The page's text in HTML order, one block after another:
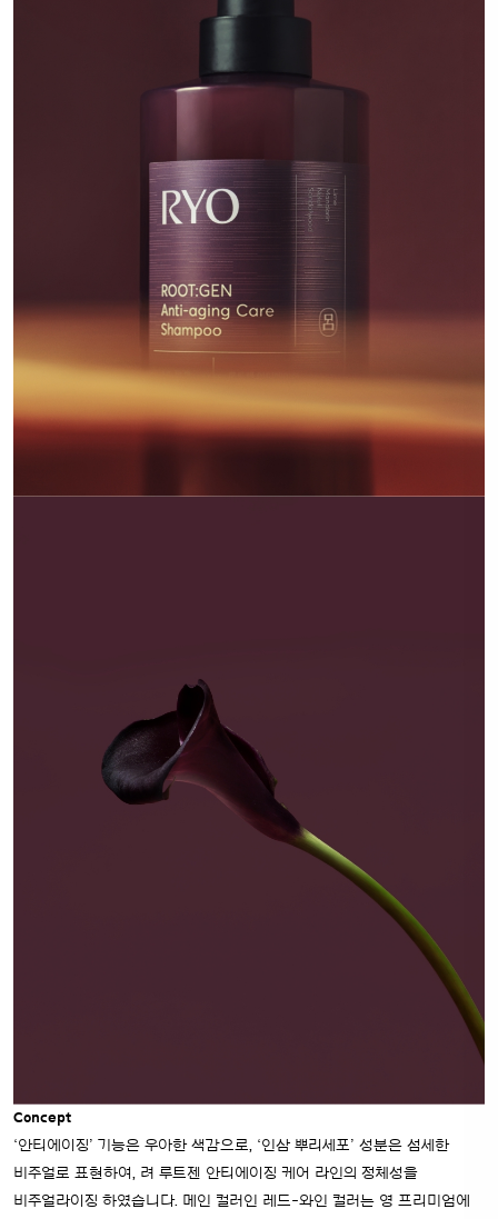
Concept
‘안티에이징’ 기능은 우아한 색감으로, ‘인삼 뿌리세포’ 성분은 섬세한
비주얼로 표현하여, 려 루트젠 안티에이징 케어 라인의 정체성을
비주얼라이징 하였습니다. 메인 컬러인 레드-와인 컬러는 영 프리미엄에